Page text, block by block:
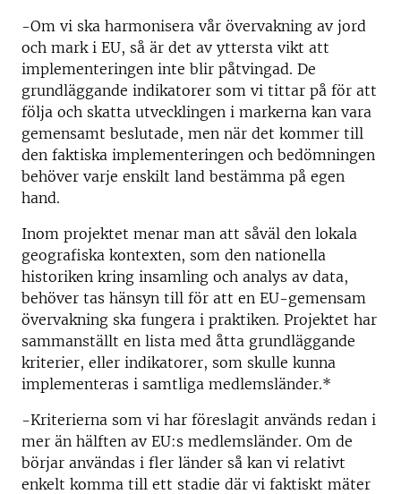
-Om vi ska harmonisera vår övervakning av jord
och mark i EU, så är det av yttersta vikt att
implementeringen inte blir påtvingad. De
grundläggande indikatorer som vi tittar på för att
följa och skatta utvecklingen i markerna kan vara
gemensamt beslutade, men när det kommer till
den faktiska implementeringen och bedömningen
behöver varje enskilt land bestämma på egen
hand.
Inom projektet menar man att såväl den lokala
geografiska kontexten, som den nationella
historiken kring insamling och analys av data,
behöver tas hänsyn till för att en EU-gemensam
övervakning ska fungera i praktiken. Projektet har
sammanställt en lista med åtta grundläggande
kriterier, eller indikatorer, som skulle kunna
implementeras i samtliga medlemsländer.*
-Kriterierna som vi har föreslagit används redan i
mer än hälften av EU:s medlemsländer. Om de
börjar användas i fler länder så kan vi relativt
enkelt komma till ett stadie där vi faktiskt mäter